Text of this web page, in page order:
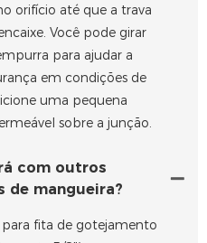
orifício até que a trava
Você pode girar
para ajudar a
em condições de
uma pequena
sobre a junção.
com outros
de mangueira?
fita de gotejamento